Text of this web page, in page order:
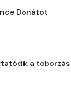
Donátot
a toborzás